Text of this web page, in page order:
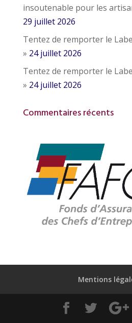
insoutenable pour les
29 juillet 2026
Tentez de remporter le
» 24 juillet 2026
Tentez de remporter le
» 24 juillet 2026
Commentaires récents
Mentions